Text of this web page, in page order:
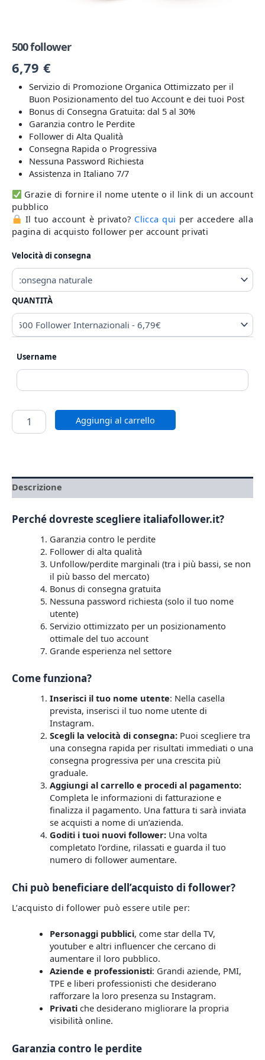
500 follower
6,79 €
Servizio di Promozione Organica Ottimizzato per il
Buon Posizionamento del tuo Account e dei tuoi Post
Bonus di Consegna Gratuita: dal 5 al 30%
Garanzia contro le Perdite
Follower di Alta Qualità
Consegna Rapida o Progressiva
Nessuna Password Richiesta
Assistenza in Italiano 7/7
Grazie di fornire il nome utente o il link di un account
pubblico
Il tuo account è privato? Clicca qui per accedere alla
pagina di acquisto follower per account privati
Velocità di consegna
QUANTITÀ
Username
Aggiungi al carrello
Descrizione
Perché dovreste scegliere italiafollower.it?
Garanzia contro le perdite
Follower di alta qualità
Unfollow/perdite marginali (tra i più bassi, se non
il più basso del mercato)
Bonus di consegna gratuita
Nessuna password richiesta (solo il tuo nome
utente)
Servizio ottimizzato per un posizionamento
ottimale del tuo account
Grande esperienza nel settore
Come funziona?
Inserisci il tuo nome utente: Nella casella
prevista, inserisci il tuo nome utente di
Instagram.
Scegli la velocità di consegna:Puoi scegliere tra
una consegna rapida per risultati immediati o una
consegna progressiva per una crescita più
graduale.
Aggiungi al carrello e procedi al pagamento:
Completa le informazioni di fatturazione e
finalizza il pagamento. Una fattura ti sarà inviata
se acquisti a nome di un’azienda.
Goditi i tuoi nuovi follower:Una volta
completato l’ordine, rilassati e guarda il tuo
numero di follower aumentare.
Chi può beneficiare dell’acquisto di follower?
L’acquisto di follower può essere utile per:
Personaggi pubblici, come star della TV,
youtuber e altri influencer che cercano di
aumentare il loro pubblico.
Aziende e professionisti: Grandi aziende, PMI,
TPE e liberi professionisti che desiderano
rafforzare la loro presenza su Instagram.
Privatiche desiderano migliorare la propria
visibilità online.
Garanzia contro le perdite